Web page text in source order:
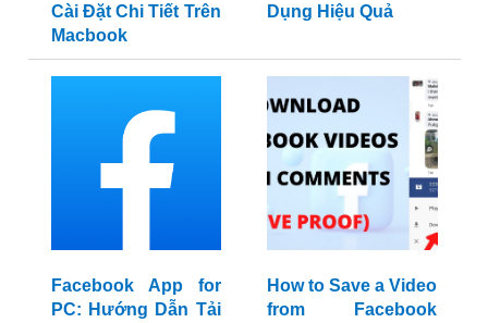
Cài Đặt Chi Tiết Trên
Macbook
Dụng Hiệu Quả
Facebook App for
PC: Hướng Dẫn Tải
How to Save a Video
from Facebook